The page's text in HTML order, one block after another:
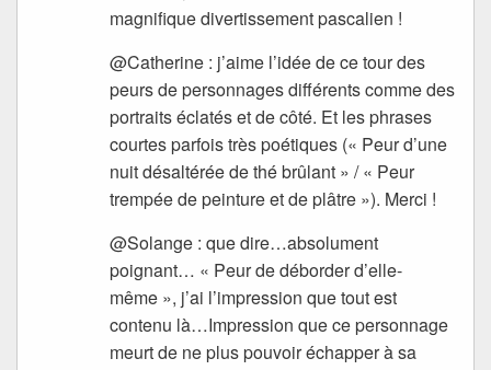
magnifique divertissement pascalien !
@Catherine : j’aime l’idée de ce tour des
peurs de personnages différents comme des
portraits éclatés et de côté. Et les phrases
courtes parfois très poétiques (« Peur d’une
nuit désaltérée de thé brûlant » / « Peur
trempée de peinture et de plâtre »). Merci !
@Solange : que dire…absolument
poignant… « Peur de déborder d’elle-
même », j’ai l’impression que tout est
contenu là…Impression que ce personnage
meurt de ne plus pouvoir échapper à sa